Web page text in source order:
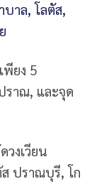
ยง 5
ราณ, และจุด
งเวียน
ปราณบุรี, โก